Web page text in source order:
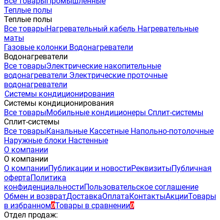
Теплые полы
Теплые полы
Все товарыНагревательный кабель Нагревательные
маты
Газовые колонки Водонагреватели
Водонагреватели
Все товарыЭлектрические накопительные
водонагреватели Электрические проточные
водонагреватели
Системы кондиционирования
Системы кондиционирования
Все товарыМобильные кондиционеры Сплит-системы
Сплит-системы
Все товарыКанальные Кассетные Напольно-потолочные
Наружные блоки Настенные
О компании
О компании
О компанииПубликации и новостиРеквизитыПубличная
офертаПолитика
конфиденциальностиПользовательское соглашение
Обмен и возвратДоставкаОплатаКонтактыАкцииТовары
в избранном0Товары в сравнении0
Отдел продаж: